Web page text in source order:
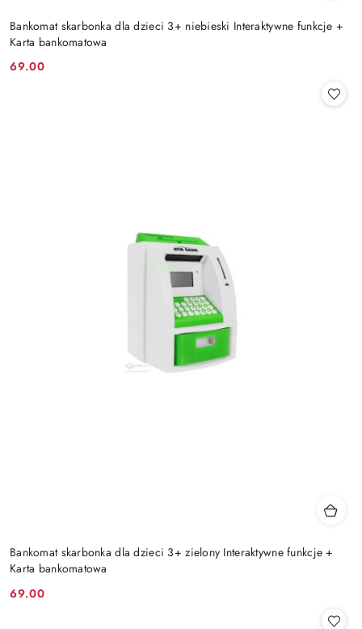
Bankomat skarbonka dla dzieci 3+ niebieski Interaktywne funkcje +
Karta bankomatowa
Cena:
69.00
Bankomat skarbonka dla dzieci 3+ zielony Interaktywne funkcje +
Karta bankomatowa
Cena:
69.00